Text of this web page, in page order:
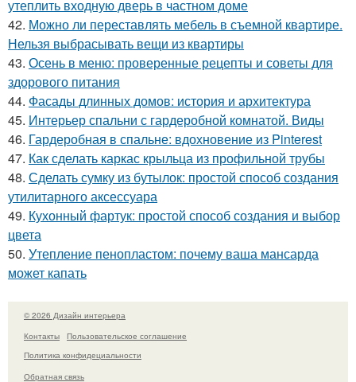
утеплить входную дверь в частном доме
42. Можно ли переставлять мебель в съемной квартире.
Нельзя выбрасывать вещи из квартиры
43. Осень в меню: проверенные рецепты и советы для
здорового питания
44. Фасады длинных домов: история и архитектура
45. Интерьер спальни с гардеробной комнатой. Виды
46. Гардеробная в спальне: вдохновение из Pinterest
47. Как сделать каркас крыльца из профильной трубы
48. Сделать сумку из бутылок: простой способ создания
утилитарного аксессуара
49. Кухонный фартук: простой способ создания и выбор
цвета
50. Утепление пенопластом: почему ваша мансарда
может капать
© 2026 Дизайн интерьера
Контакты
Пользовательское соглашение
Политика конфидециальности
Обратная связь